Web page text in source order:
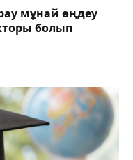
мұнай өңдеу
болып